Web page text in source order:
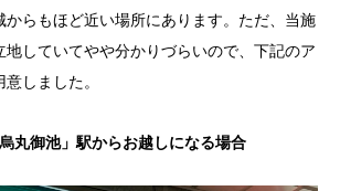
からもほど近い場所にあります。ただ、当施
していてやや分かりづらいので、下記のア
しました。
丸御池」駅からお越しになる場合